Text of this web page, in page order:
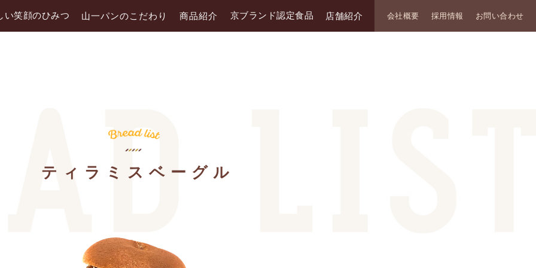
会社概要 採用情報 お問い合わせ
い笑顔のひみつ 山一パンのこだわり 商品紹介 京ブランド認定食品 店舗紹介
ティラミスベーグル